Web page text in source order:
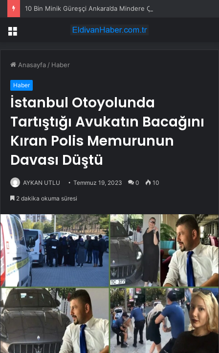
10 Bin Minik Güreşçi Ankara’da Mindere Çıktı
Menü
Anasayfa / Haber
Haber
İstanbul Otoyolunda
Tartıştığı Avukatın Bacağını
Kıran Polis Memurunun
Davası Düştü
AYKAN UTLU Temmuz 19, 2023 0 10
2 dakika okuma süresi